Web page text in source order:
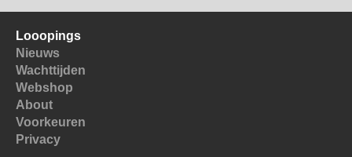
Looopings
Nieuws
Wachttijden
Webshop
About
Voorkeuren
Privacy